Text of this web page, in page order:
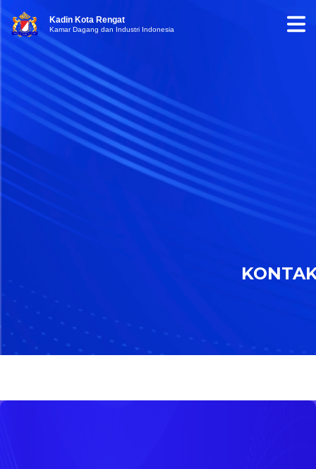
Kadin Kota Rengat
Kamar Dagang dan Industri Indonesia